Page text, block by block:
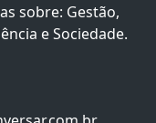
sobre: Gestão,
e Sociedade.